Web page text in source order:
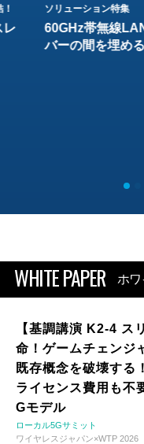
レ
ソリューション特集
60GHz帯無線
バーの間を埋め
WHITE PAPER ホ
【基調講演 K2-4 ス
命！ゲームチェンジ
既存概念を破壊する
ライセンス費用も
Gモデル
ローカル5Gサミット
ワイヤレスジャパン×WTP 2026